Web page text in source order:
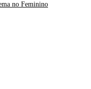
no Feminino